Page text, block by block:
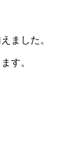
ました。
す。